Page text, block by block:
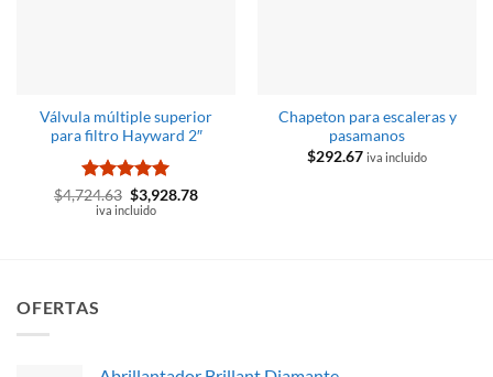
Válvula múltiple superior
para filtro Hayward 2″
Valorado
con5de 5
$4,724.63 El
precio
$3,928.78El
iva incluido
Chapeton para escaleras y
pasamanos
$292.67 iva incluido
OFERTAS